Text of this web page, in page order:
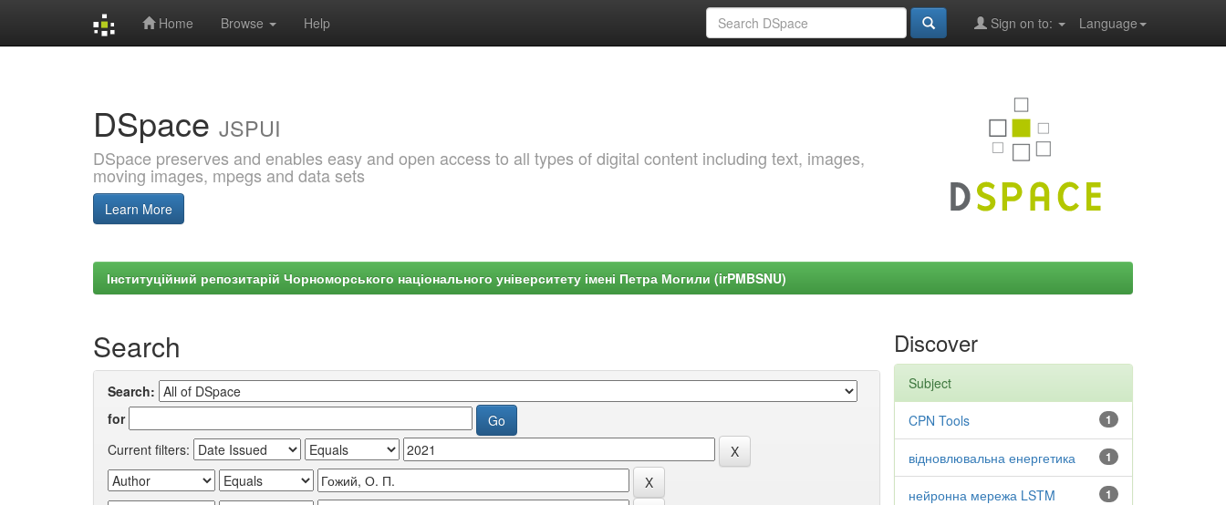
Home Browse Help Language
Sign on to:
DSpace JSPUI
DSpace preserves and enables easy and open access to all types of digital content including text, images,
moving images, mpegs and data sets
Learn More
Інституційний репозитарій Чорноморського національного університету імені Петра Могили (irPMBSNU)
Search
Search:
for
Current filters:
Discover
Subject
1
CPN Tools
1
відновлювальна енергетика
1
нейронна мережа LSTM